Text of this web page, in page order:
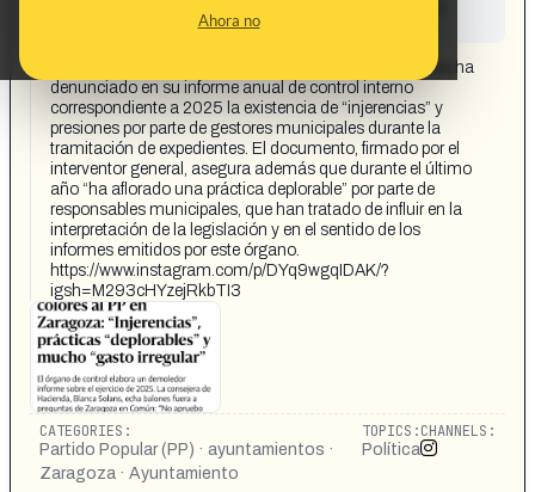
Ahora no
La Intervención General del Ayuntamiento de Zaragoza ha
denunciado en su informe anual de control interno
correspondiente a 2025 la existencia de “injerencias” y
presiones por parte de gestores municipales durante la
tramitación de expedientes. El documento, firmado por el
interventor general, asegura además que durante el último
año “ha aflorado una práctica deplorable” por parte de
responsables municipales, que han tratado de influir en la
interpretación de la legislación y en el sentido de los
informes emitidos por este órgano.
https://www.instagram.com/p/DYq9wgqIDAK/?
igsh=M293cHYzejRkbTI3
CATEGORIES:
Partido Popular (PP) · ayuntamientos ·
Zaragoza · Ayuntamiento
TOPICS:
Política
CHANNELS: